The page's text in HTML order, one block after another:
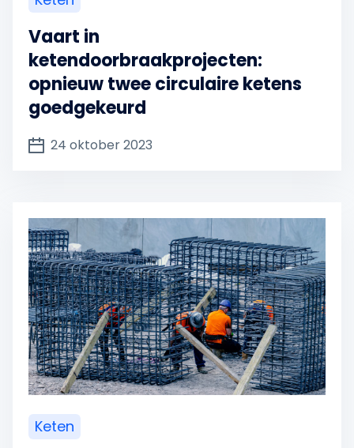
Vaart in
ketendoorbraakprojecten:
opnieuw twee circulaire ketens
goedgekeurd
24 oktober 2023
Keten